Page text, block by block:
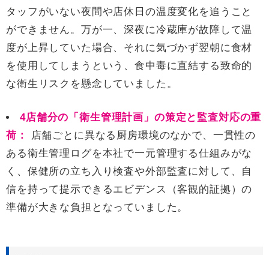
タッフがいない夜間や店休日の温度変化を追うこと
ができません。万が一、深夜に冷蔵庫が故障して温
度が上昇していた場合、それに気づかず翌朝に食材
を使用してしまうという、食中毒に直結する致命的
な衛生リスクを懸念していました。
4店舗分の「衛生管理計画」の策定と監査対応の重
荷：
店舗ごとに異なる厨房環境のなかで、一貫性の
ある衛生管理ログを本社で一元管理する仕組みがな
く、保健所の立ち入り検査や外部監査に対して、自
信を持って提示できるエビデンス（客観的証拠）の
準備が大きな負担となっていました。